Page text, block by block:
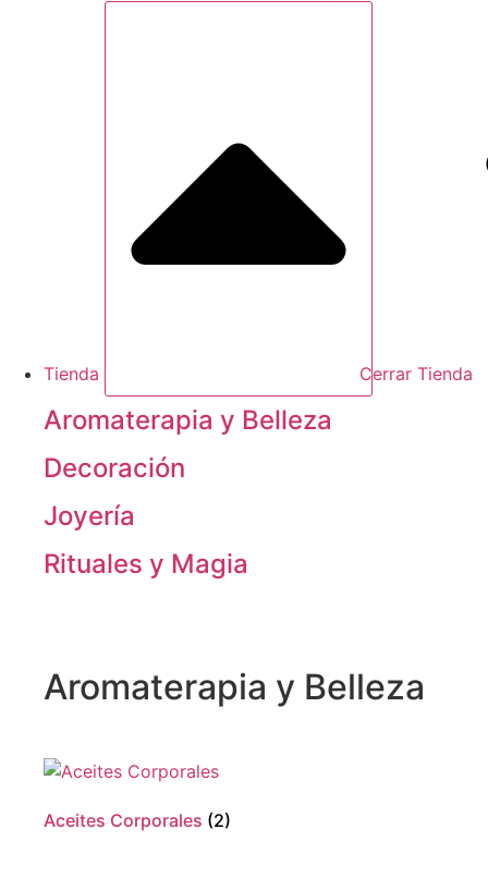
Tienda Cerrar Tienda
Aromaterapia y Belleza
Decoración
Joyería
Rituales y Magia
Aromaterapia y Belleza
Aceites Corporales (2)